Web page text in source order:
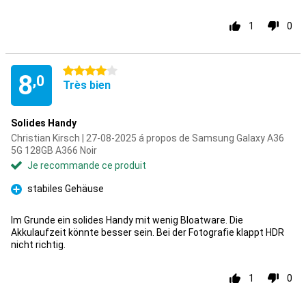
1 0
8,0
4 étoiles
Très bien
Solides Handy
Christian Kirsch | 27-08-2025 á propos de Samsung Galaxy A36
5G 128GB A366 Noir
Je recommande ce produit
Pour
stabiles Gehäuse
Im Grunde ein solides Handy mit wenig Bloatware. Die
Akkulaufzeit könnte besser sein. Bei der Fotografie klappt HDR
nicht richtig.
1 0